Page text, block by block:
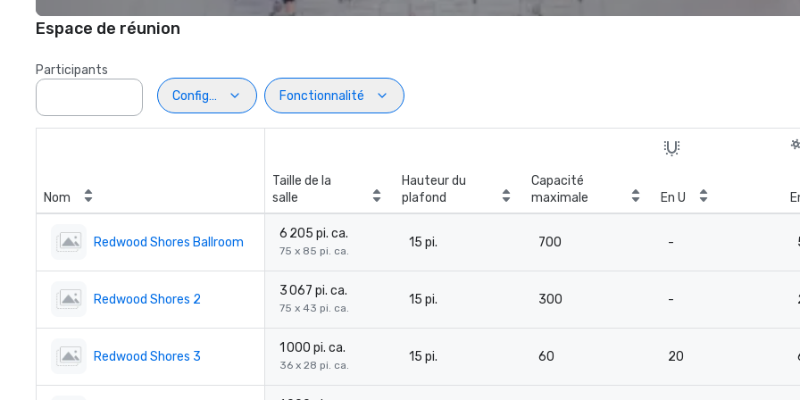
Espace de réunion
Participants
Configuration
Fonctionnalité
Nom
Taille de la
salle
Hauteur du
plafond
Capacité
maximale
En U
Redwood Shores Ballroom
6 205 pi. ca.
75 x 85 pi. ca.
15 pi. 700 -
Redwood Shores 2
3 067 pi. ca.
75 x 43 pi. ca.
15 pi. 300 -
Redwood Shores 3
1 000 pi. ca.
36 x 28 pi. ca.
15 pi. 60 20